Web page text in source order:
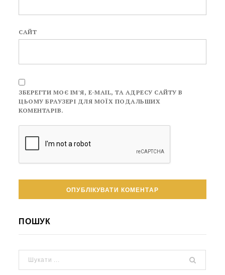
САЙТ
ЗБЕРЕГТИ МОЄ ІМ'Я, E-MAIL, ТА АДРЕСУ САЙТУ В
ЦЬОМУ БРАУЗЕРІ ДЛЯ МОЇХ ПОДАЛЬШИХ
КОМЕНТАРІВ.
ПОШУК